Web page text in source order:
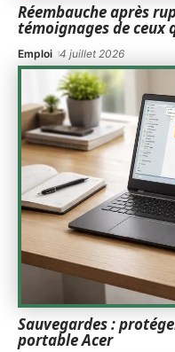
Réembauche après
témoignages de ceux
Emploi 4 juillet 2026
Sauvegardes :
portable Acer